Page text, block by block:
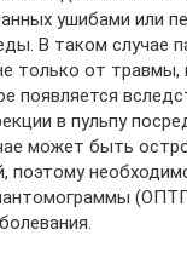
ушибами или
В таком случае
только от травмы,
появляется
в пульпу
может быть
поэтому